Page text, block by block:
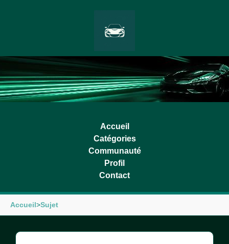
Accueil
Catégories
Communauté
Profil
Contact
Accueil>Sujet